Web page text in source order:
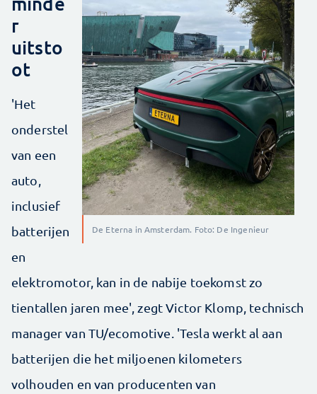
De Eterna in Amsterdam. Foto: De Ingenieur
r
uitsto
ot
'Het
onderstel
van een
auto,
inclusief
batterijen
en
elektromotor, kan in de nabije toekomst zo
tientallen jaren mee', zegt Victor Klomp, technisch
manager van TU/ecomotive. 'Tesla werkt al aan
batterijen die het miljoenen kilometers
volhouden en van producenten van